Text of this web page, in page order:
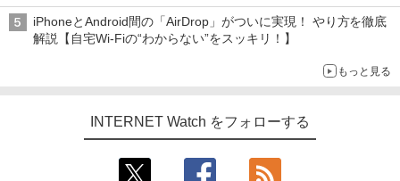
ECCメモリへのアップグレードも可能
iPhoneとAndroid間の「AirDrop」がついに実現！ やり方を徹底
解説【自宅Wi-Fiの“わからない”をスッキリ！】
もっと見る
INTERNET Watch をフォローする